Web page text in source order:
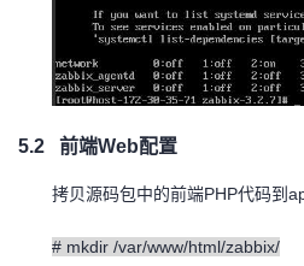
5.2 前端Web配置
拷贝源码包中的前端PHP代码到
# mkdir /var/www/html/zabbix/